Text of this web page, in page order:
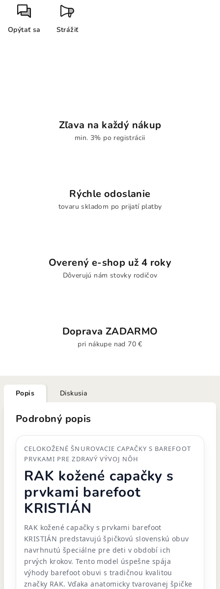
Opýtať sa Strážiť
Zľava na každý nákup
min. 3% po registrácii
Rýchle odoslanie
tovaru skladom po prijatí platby
Overený e-shop už 4 roky
Dôverujú nám stovky rodičov
Doprava ZADARMO
pri nákupe nad 70 €
Popis Diskusia
Podrobný popis
CELOKOŽENÉ ŠNUROVACIE CAPAČKY S BAREFOOT
PRVKAMI PRE ZDRAVÝ VÝVOJ NÔH
RAK kožené capačky s
prvkami barefoot
KRISTIÁN
RAK kožené capačky s prvkami barefoot
KRISTIÁN predstavujú špičkovú slovenskú obuv
navrhnutú špeciálne pre deti v období ich
prvých krokov. Tento model úspešne spája
výhody barefoot obuvi s tradičnou kvalitou
značky RAK. Vďaka anatomicky tvarovanej špičke